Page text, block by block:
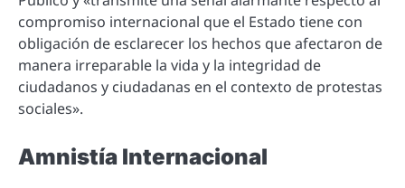
compromiso internacional que el Estado tiene con
obligación de esclarecer los hechos que afectaron de
manera irreparable la vida y la integridad de
ciudadanos y ciudadanas en el contexto de protestas
sociales».
Amnistía Internacional